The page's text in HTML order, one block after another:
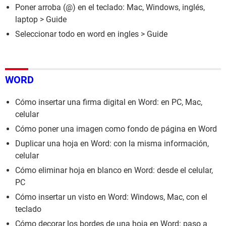
Poner arroba (@) en el teclado: Mac, Windows, inglés,
laptop > Guide
Seleccionar todo en word en ingles > Guide
WORD
Cómo insertar una firma digital en Word: en PC, Mac,
celular
Cómo poner una imagen como fondo de página en Word
Duplicar una hoja en Word: con la misma información,
celular
Cómo eliminar hoja en blanco en Word: desde el celular,
PC
Cómo insertar un visto en Word: Windows, Mac, con el
teclado
Cómo decorar los bordes de una hoja en Word: paso a